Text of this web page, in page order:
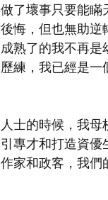
了壞事只要能瞞
悔，但也無助逆
熟了的我不再是
練，我已經是一
士的時候，我母
專才和打造資優
家和政客，我們